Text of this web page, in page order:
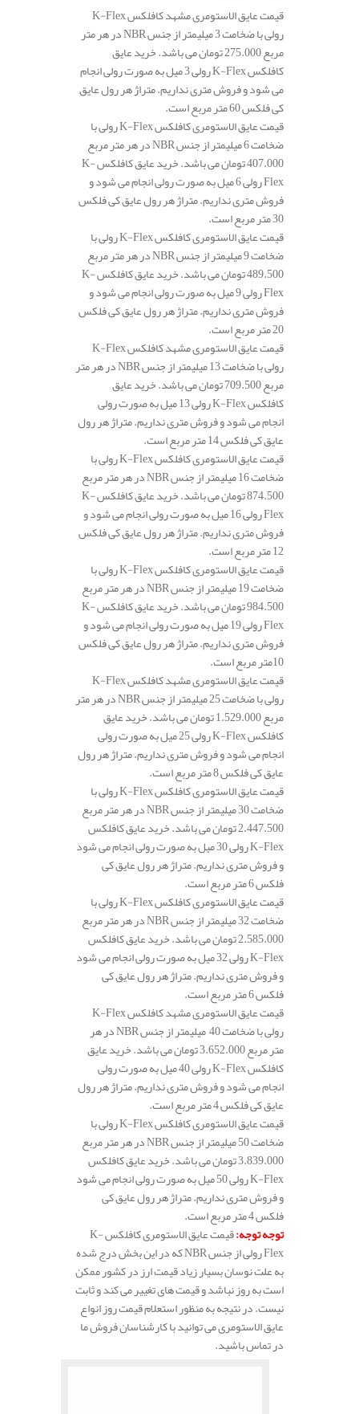
قیمت عایق الاستومری مشهد کافلکس K-Flex
رولی با ضخامت 3 میلیمتر از جنس NBR در هر متر
مربع 275.000 تومان می باشد. خرید عایق
کافلکس K-Flex رولی 3 میل به صورت رولی انجام
می شود و فروش متری نداریم. متراژ هر رول عایق
کی فلکس 60 متر مربع است.
قیمت عایق الاستومری کافلکس K-Flex رولی با
ضخامت 6 میلیمتر از جنس NBR در هر متر مربع
407.000 تومان می باشد. خرید عایق کافلکس K-
Flex رولی 6 میل به صورت رولی انجام می شود و
فروش متری نداریم. متراژ هر رول عایق کی فلکس
30 متر مربع است.
قیمت عایق الاستومری کافلکس K-Flex رولی با
ضخامت 9 میلیمتر از جنس NBR در هر متر مربع
489.500 تومان می باشد. خرید عایق کافلکس K-
Flex رولی 9 میل به صورت رولی انجام می شود و
فروش متری نداریم. متراژ هر رول عایق کی فلکس
20 متر مربع است.
قیمت عایق الاستومری مشهد کافلکس K-Flex
رولی با ضخامت 13 میلیمتر از جنس NBR در هر متر
مربع 709.500 تومان می باشد. خرید عایق
کافلکس K-Flex رولی 13 میل به صورت رولی
انجام می شود و فروش متری نداریم. متراژ هر رول
عایق کی فلکس 14 متر مربع است.
قیمت عایق الاستومری کافلکس K-Flex رولی با
ضخامت 16 میلیمتر از جنس NBR در هر متر مربع
874.500 تومان می باشد. خرید عایق کافلکس K-
Flex رولی 16 میل به صورت رولی انجام می شود و
فروش متری نداریم. متراژ هر رول عایق کی فلکس
12 متر مربع است.
قیمت عایق الاستومری کافلکس K-Flex رولی با
ضخامت 19 میلیمتر از جنس NBR در هر متر مربع
984.500 تومان می باشد. خرید عایق کافلکس K-
Flex رولی 19 میل به صورت رولی انجام می شود و
فروش متری نداریم. متراژ هر رول عایق کی فلکس
10متر مربع است.
قیمت عایق الاستومری مشهد کافلکس K-Flex
رولی با ضخامت 25 میلیمتر از جنس NBR در هر متر
مربع 1.529.000 تومان می باشد. خرید عایق
کافلکس K-Flex رولی 25 میل به صورت رولی
انجام می شود و فروش متری نداریم. متراژ هر رول
عایق کی فلکس 8 متر مربع است.
قیمت عایق الاستومری کافلکس K-Flex رولی با
ضخامت 30 میلیمتر از جنس NBR در هر متر مربع
2.447.500 تومان می باشد. خرید عایق کافلکس
K-Flex رولی 30 میل به صورت رولی انجام می شود
و فروش متری نداریم. متراژ هر رول عایق کی
فلکس 6 متر مربع است.
قیمت عایق الاستومری کافلکس K-Flex رولی با
ضخامت 32 میلیمتر از جنس NBR در هر متر مربع
2.585.000 تومان می باشد. خرید عایق کافلکس
K-Flex رولی 32 میل به صورت رولی انجام می شود
و فروش متری نداریم. متراژ هر رول عایق کی
فلکس 6 متر مربع است.
قیمت عایق الاستومری مشهد کافلکس K-Flex
رولی با ضخامت 40 میلیمتر از جنس NBR در هر
متر مربع 3.652.000 تومان می باشد. خرید عایق
کافلکس K-Flex رولی 40 میل به صورت رولی
انجام می شود و فروش متری نداریم. متراژ هر رول
عایق کی فلکس 4 متر مربع است.
قیمت عایق الاستومری کافلکس K-Flex رولی با
ضخامت 50 میلیمتر از جنس NBR در هر متر مربع
3.839.000 تومان می باشد. خرید عایق کافلکس
K-Flex رولی 50 میل به صورت رولی انجام می شود
و فروش متری نداریم. متراژ هر رول عایق کی
فلکس 4 متر مربع است.
توجه توجه:
قیمت عایق الاستومری کافلکس K-
Flex رولی از جنس NBR که در این بخش درج شده
به علت نوسان بسیار زیاد قیمت ارز در کشور ممکن
است به روز نباشد و قیمت های تغییر می کند و ثابت
نیست. در نتیجه به منظور استعلام قیمت روز انواع
عایق الاستومری می توانید با کارشناسان فروش ما
در تماس باشید.